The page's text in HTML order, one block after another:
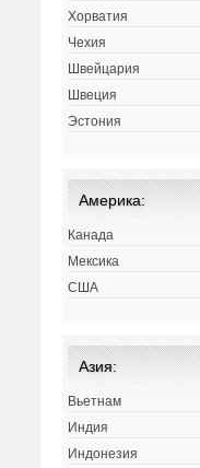
Хорватия
Чехия
Швейцария
Швеция
Эстония
Америка:
Канада
Мексика
США
Азия:
Вьетнам
Индия
Индонезия